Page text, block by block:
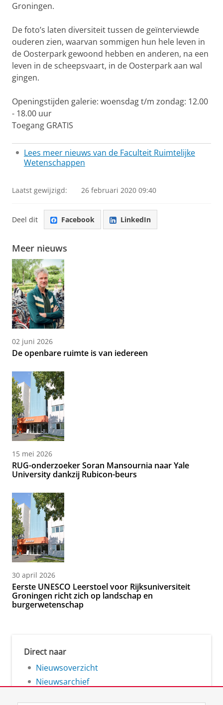
Groningen.
De foto’s laten diversiteit tussen de geïnterviewde
ouderen zien, waarvan sommigen hun hele leven in
de Oosterpark gewoond hebben en anderen, na een
leven in de scheepsvaart, in de Oosterpark aan wal
gingen.
Openingstijden galerie: woensdag t/m zondag: 12.00
- 18.00 uur
Toegang GRATIS
Lees meer nieuws van de Faculteit Ruimtelijke
Wetenschappen
Laatst gewijzigd: 26 februari 2020 09:40
Deel dit Facebook LinkedIn
Meer nieuws
02 juni 2026
De openbare ruimte is van iedereen
15 mei 2026
RUG-onderzoeker Soran Mansournia naar Yale
University dankzij Rubicon-beurs
30 april 2026
Eerste UNESCO Leerstoel voor Rijksuniversiteit
Groningen richt zich op landschap en
burgerwetenschap
Direct naar
Nieuwsoverzicht
Nieuwsarchief